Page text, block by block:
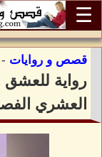
☰
قصص و روايات -
رواية للعشق
العشري